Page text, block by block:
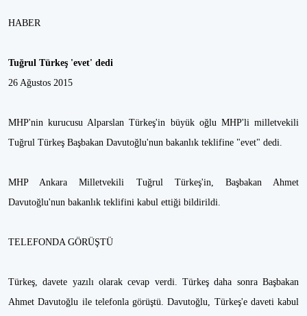
HABER
Tuğrul Türkeş 'evet' dedi
26 Ağustos 2015
MHP'nin kurucusu Alparslan Türkeş'in büyük oğlu MHP'li milletvekili
Tuğrul Türkeş Başbakan Davutoğlu'nun bakanlık teklifine "evet" dedi.
MHP Ankara Milletvekili Tuğrul Türkeş'in, Başbakan Ahmet
Davutoğlu'nun bakanlık teklifini kabul ettiği bildirildi.
TELEFONDA GÖRÜŞTÜ
Türkeş, davete yazılı olarak cevap verdi. Türkeş daha sonra Başbakan
Ahmet Davutoğlu ile telefonla görüştü. Davutoğlu, Türkeş'e daveti kabul